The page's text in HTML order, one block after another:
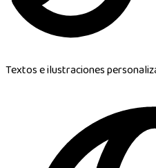
Textos e ilustraciones